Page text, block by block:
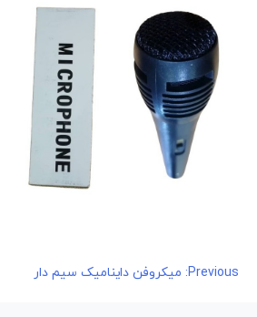
راهبری
Previous: میکروفن داینامیک سیم دار